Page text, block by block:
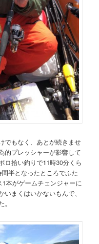
でもなく、あとが続きませ
的プレッシャーが影響して
ロ拾い釣りで11時30分くら
半となったところでふた
本がゲームチェンジャーに
まくはいかないもんで、